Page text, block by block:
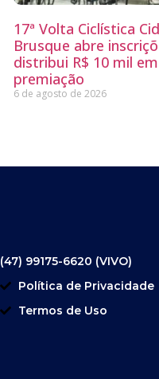
17ª Volta Ciclística
Brusque abre
distribui R$ 10 mil em
premiação
6 de agosto de 2026
(47) 99175-6620 (VIVO)
Política de Privacidade
Termos de Uso